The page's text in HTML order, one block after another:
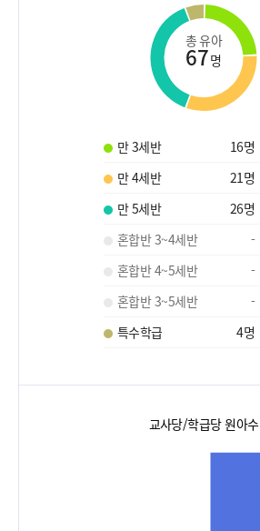
총 유아
67명
만 3세반 16명
만 4세반
21명
만 5세반
26명
혼합반 3~4세반
-
혼합반 4~5세반
-
혼합반 3~5세반
-
특수학급
4명
교사당/학급당 원아수